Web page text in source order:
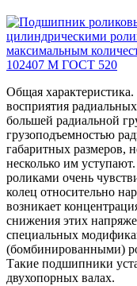
Общая
восприятия
большей радиальной
грузоподъемностью
габаритных размеров,
несколько им
роликами очень
колец относительно
возникает
снижения этих
специальных
(бомбинированными)
Такие подшипники
двухопорных валах.